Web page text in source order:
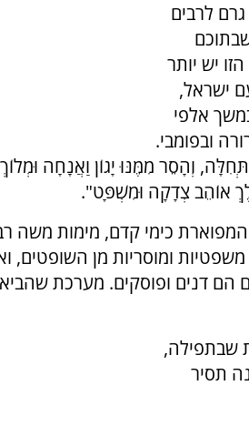
לרבים
יש יותר
ישראל,
אלפי
ובפומבי.
וְהָסֵר מִמֶּנּוּ יָגוֹן וַאֲנָחָה
אוֹהֵב צְדָקָה וּמִשְׁפָּט".
כימי קדם, מימות משה
ומוסריות מן
הם דנים ופוסקים. מערכת
שבתפילה,
תסיר